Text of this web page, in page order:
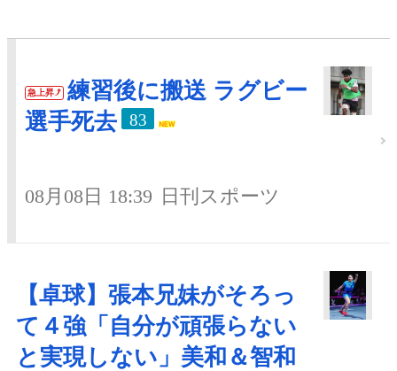
急上昇
練習後に搬送 ラグビー
選手死去
83
08月08日 18:39 日刊スポーツ
【卓球】張本兄妹がそろっ
て４強「自分が頑張らない
と実現しない」美和＆智和